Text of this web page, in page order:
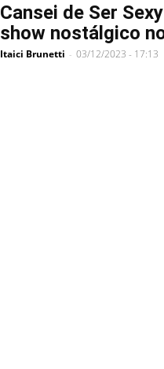
Cansei de Ser
show nostálgico
Itaici Brunetti - 03/12/2023 - 17:13